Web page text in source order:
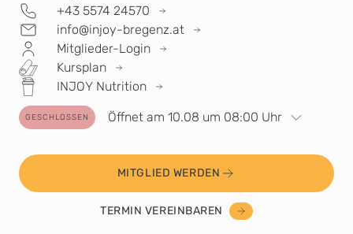
+43 5574 24570
info@injoy-bregenz.at
Mitglieder-Login
Kursplan
INJOY Nutrition
GESCHLOSSEN Öffnet am 10.08 um 08:00 Uhr
MITGLIED WERDEN
TERMIN VEREINBAREN